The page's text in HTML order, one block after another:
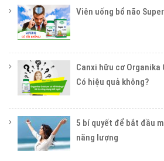
Viên uống bổ não
Canxi hữu cơ
Có hiệu quả không?
5 bí quyết để bắt đầu
năng lượng